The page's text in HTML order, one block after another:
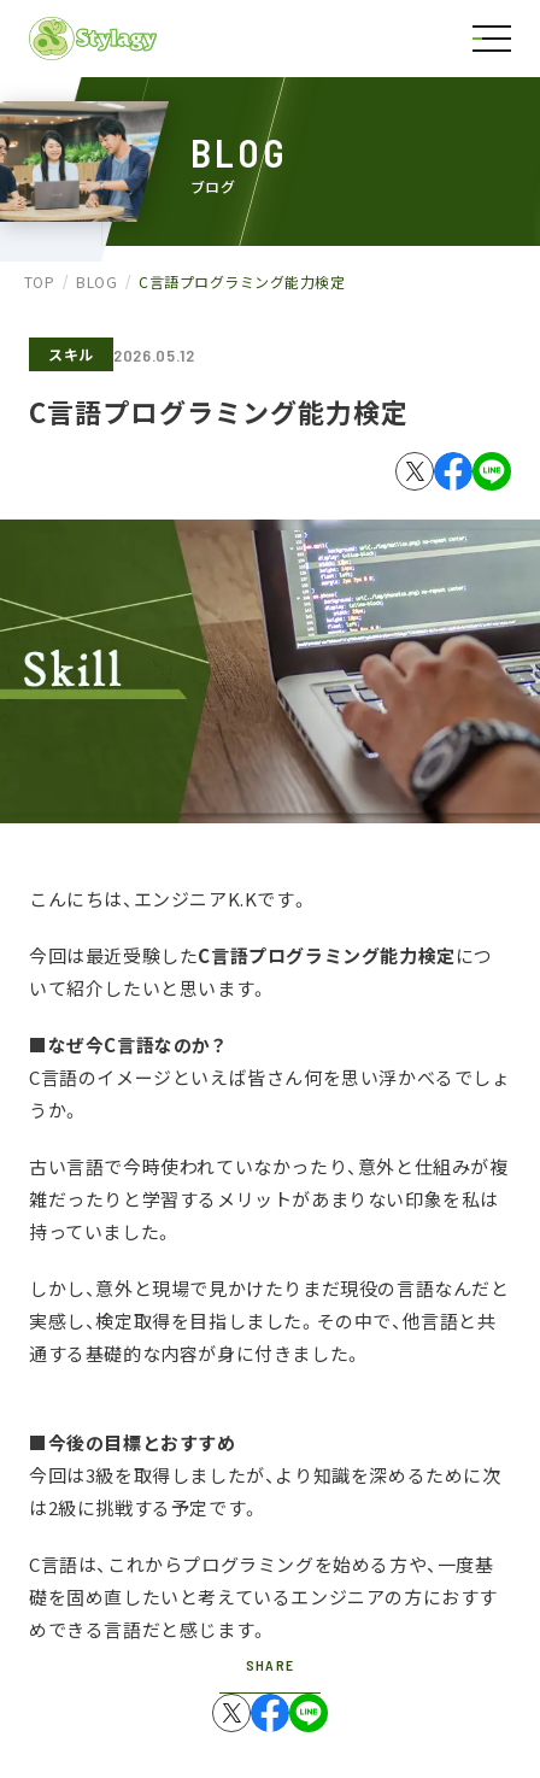
BLOG
ブログ
TOP BLOG C言語プログラミング能力検定
スキル 2026.05.12
C言語プログラミング能力検定
こんにちは、エンジニアK.Kです。
今回は最近受験したC言語プログラミング能力検定につ
いて紹介したいと思います。
■なぜ今C言語なのか？
C言語のイメージといえば皆さん何を思い浮かべるでしょ
うか。
古い言語で今時使われていなかったり、意外と仕組みが複
雑だったりと学習するメリットがあまりない印象を私は
持っていました。
しかし、意外と現場で見かけたりまだ現役の言語なんだと
実感し、検定取得を目指しました。その中で、他言語と共
通する基礎的な内容が身に付きました。
■今後の目標とおすすめ
今回は3級を取得しましたが、より知識を深めるために次
は2級に挑戦する予定です。
C言語は、これからプログラミングを始める方や、一度基
礎を固め直したいと考えているエンジニアの方におすす
めできる言語だと感じます。
SHARE